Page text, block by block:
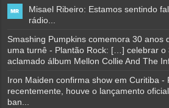
Misael Ribeiro: Estamos sentindo
rádio...
Smashing Pumpkins comemora 30 anos
uma turnê - Plantão Rock: […] celebrar o
aclamado álbum Mellon Collie And The
Iron Maiden confirma show em Curitiba
recentemente, houve o lançamento
ban...